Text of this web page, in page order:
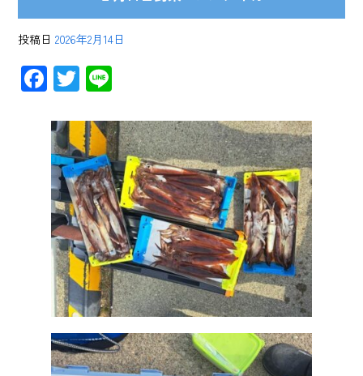
投稿日 2026年2月14日
F
ac
e
b
o
ok
T
wi
tt
er